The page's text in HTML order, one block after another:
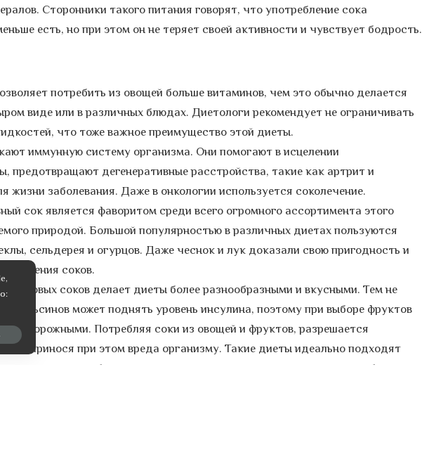
Сторонники такого питания говорят, что употребление сока
есть, но при этом он не теряет своей активности и чувствует бодрость.
потребить из овощей больше витаминов, чем это обычно делается
виде или в различных блюдах. Диетологи рекомендует не ограничивать
что тоже важное преимущество этой диеты.
иммунную систему организма. Они помогают в исцелении
предотвращают дегенеративные расстройства, такие как артрит и
жизни заболевания. Даже в онкологии используется соколечение.
сок является фаворитом среди всего огромного ассортимента этого
природой. Большой популярностью в различных диетах пользуются
сельдерея и огурцов. Даже чеснок и лук доказали свою пригодность и
соков.
соков делает диеты более разнообразными и вкусными. Тем не
апельсинов может поднять уровень инсулина, поэтому при выборе фруктов
осторожными. Потребляя соки из овощей и фруктов, разрешается
не принося при этом вреда организму. Такие диеты идеально подходят
потому что обеспечивают организм питательными веществами без